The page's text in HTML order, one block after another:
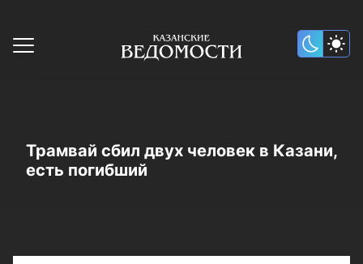
Трамвай сбил двух человек в Казани,
есть погибший